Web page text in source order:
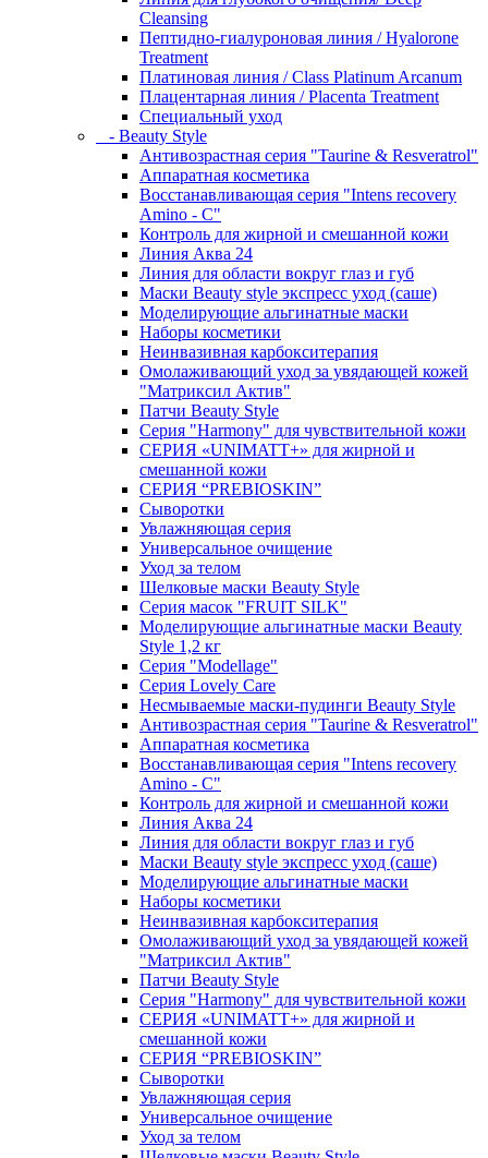
Cleansing
Пептидно-гиалуроновая линия / Hyalorone
Treatment
Платиновая линия / Class Platinum Arcanum
Плацентарная линия / Placenta Treatment
Специальный уход
- Beauty Style
Антивозрастная серия "Taurine & Resveratrol"
Аппаратная косметика
Восстанавливающая серия "Intens recovery
Amino - C"
Контроль для жирной и смешанной кожи
Линия Аква 24
Линия для области вокруг глаз и губ
Маски Beauty style экспресс уход (саше)
Моделирующие альгинатные маски
Наборы косметики
Неинвазивная карбокситерапия
Омолаживающий уход за увядающей кожей
"Матриксил Актив"
Патчи Beauty Style
Серия "Harmony" для чувствительной кожи
СЕРИЯ «UNIMATT+» для жирной и
смешанной кожи
СЕРИЯ “PREBIOSKIN”
Сыворотки
Увлажняющая серия
Универсальное очищение
Уход за телом
Шелковые маски Beauty Style
Серия масок "FRUIT SILK"
Моделирующие альгинатные маски Beauty
Style 1,2 кг
Серия "Modellage"
Cерия Lovely Care
Несмываемые маски-пудинги Beauty Style
Антивозрастная серия "Taurine & Resveratrol"
Аппаратная косметика
Восстанавливающая серия "Intens recovery
Amino - C"
Контроль для жирной и смешанной кожи
Линия Аква 24
Линия для области вокруг глаз и губ
Маски Beauty style экспресс уход (саше)
Моделирующие альгинатные маски
Наборы косметики
Неинвазивная карбокситерапия
Омолаживающий уход за увядающей кожей
"Матриксил Актив"
Патчи Beauty Style
Серия "Harmony" для чувствительной кожи
СЕРИЯ «UNIMATT+» для жирной и
смешанной кожи
СЕРИЯ “PREBIOSKIN”
Сыворотки
Увлажняющая серия
Универсальное очищение
Уход за телом